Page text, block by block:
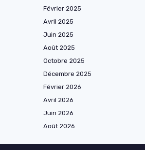
Février 2025
Avril 2025
Juin 2025
Août 2025
Octobre 2025
Décembre 2025
Février 2026
Avril 2026
Juin 2026
Août 2026